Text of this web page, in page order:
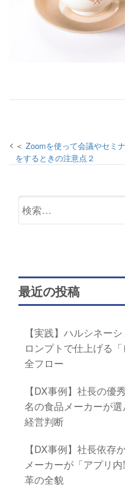
Zoomを使って会議やセミ
をするときの注意点２
最近の投稿
【実践】ハルシネー
ロンプトで仕上げる
全フロー
【DX事例】社長の優
名の食品メーカーが選
経営判断
【DX事例】社長依存
メーカーが「アプリ
革の全貌